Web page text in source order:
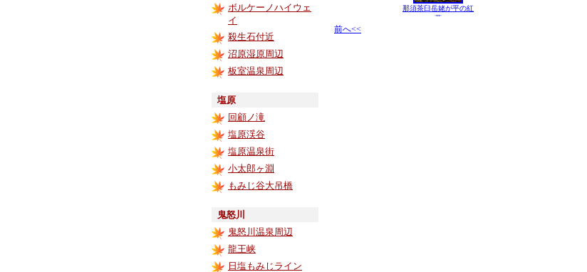
ボルケーノハイウェ
イ
殺生石付近
沼原湿原周辺
板室温泉周辺
塩原
回顧ノ滝
塩原渓谷
塩原温泉街
小太郎ヶ淵
もみじ谷大吊橋
鬼怒川
鬼怒川温泉周辺
龍王峡
日塩もみじライン
那須茶臼岳姥が平の紅
葉
前へ<<